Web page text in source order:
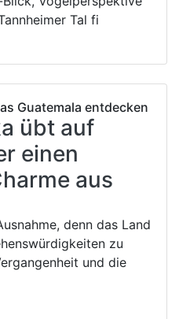
Tal fi
Guatemala entdecken
übt auf
einen
aus
denn das Land
zu
und die